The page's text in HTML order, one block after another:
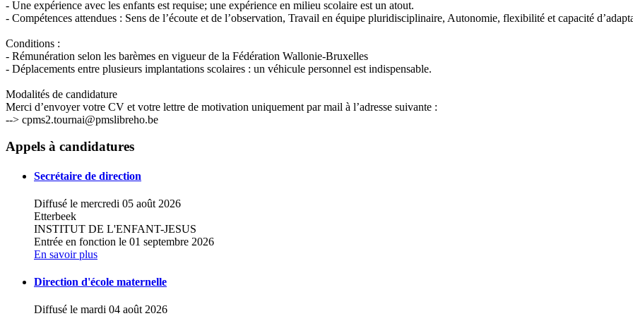
- Une expérience avec les enfants est requise; une expérience en milieu scolaire est un atout.
- Compétences attendues : Sens de l’écoute et de l’observation, Travail en équipe pluridisciplinaire, Autonomie, flexibilité et capacité
Conditions :
- Rémunération selon les barèmes en vigueur de la Fédération Wallonie-Bruxelles
- Déplacements entre plusieurs implantations scolaires : un véhicule personnel est indispensable.
Modalités de candidature
Merci d’envoyer votre CV et votre lettre de motivation uniquement par mail à l’adresse suivante :
--> cpms2.tournai@pmslibreho.be
+
Appels à candidatures
Secrétaire de direction
Diffusé le mercredi 05 août 2026
Etterbeek
INSTITUT DE L'ENFANT-JESUS
Entrée en fonction le 01 septembre 2026
En savoir plus
Direction d'école maternelle
Diffusé le mardi 04 août 2026